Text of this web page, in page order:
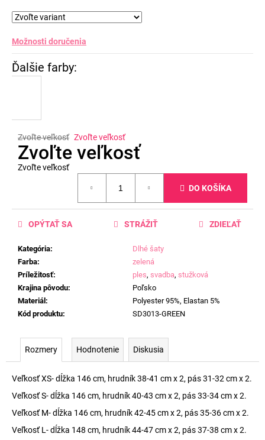
Možnosti doručenia
Zvoľte veľkosť Zvoľte veľkosť
Zvoľte veľkosť
Zvoľte veľkosť
DO KOŠÍKA
Kategória:
Dlhé šaty
Farba:
zelená
Príležitosť: ples, svadba, stužková
Krajina pôvodu:
Poľsko
Materiál :
Polyester 95%, Elastan 5%
Kód produktu: SD3013-GREEN
OPÝTAŤ SA STRÁŽIŤ ZDIEĽAŤ
Rozmery Hodnotenie Diskusia
Veľkosť XS- dĺžka 146 cm, hrudník 38-41 cm x 2, pás 31-32 cm x 2.
Veľkosť S- dĺžka 146 cm, hrudník 40-43 cm x 2, pás 33-34 cm x 2.
Veľkosť M- dĺžka 146 cm, hrudník 42-45 cm x 2, pás 35-36 cm x 2.
Veľkosť L- dĺžka 148 cm, hrudník 44-47 cm x 2, pás 37-38 cm x 2.